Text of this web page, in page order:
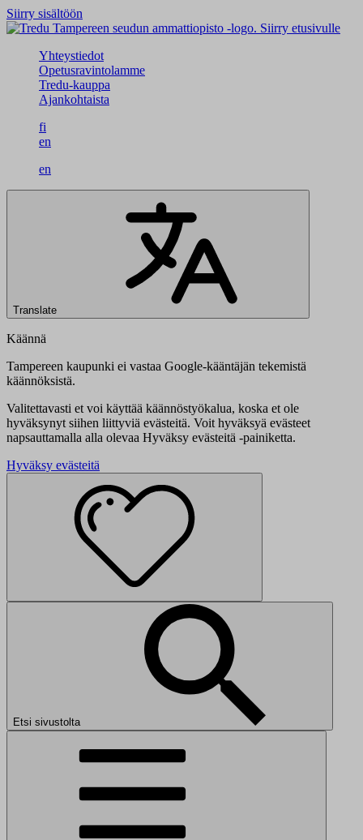
Siirry sisältöön
Siirry etusivulle
Yhteystiedot
Opetusravintolamme
Tredu-kauppa
Ajankohtaista
fi
en
en
Translate
Käännä
Tampereen kaupunki ei vastaa Google-kääntäjän tekemistä
käännöksistä.
Valitettavasti et voi käyttää käännöstyökalua, koska et ole
hyväksynyt siihen liittyviä evästeitä. Voit hyväksyä evästeet
napsauttamalla alla olevaa Hyväksy evästeitä -painiketta.
Hyväksy evästeitä
Etsi sivustolta